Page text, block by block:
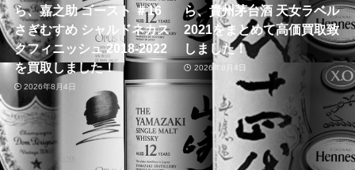
ら、嘉之助 ゴースト ＃16
さぎむすめ シャルドネカス
クフィニッシュ 2018-2022
を買取しました！
2026年8月4日
ら、貴州茅台酒 天女ラベル
2021をまとめて高価買取致
しました！
2026年8月4日